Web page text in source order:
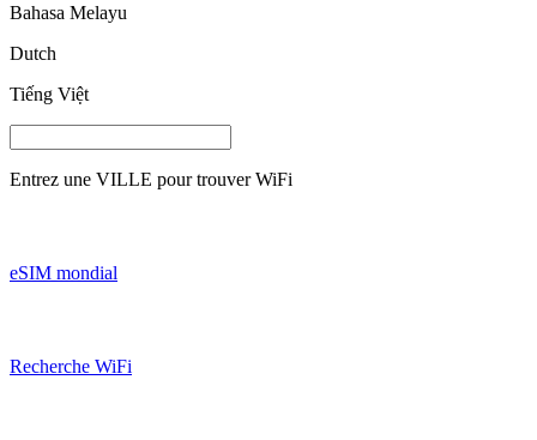
Bahasa Melayu
Dutch
Tiếng Việt
Entrez une VILLE pour trouver WiFi
eSIM mondial
Recherche WiFi